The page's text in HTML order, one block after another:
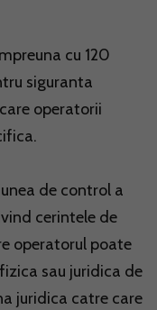
cu 120
siguranta
operatorii
de control a
cerintele de
operatorul poate
sau juridica de
juridica catre care